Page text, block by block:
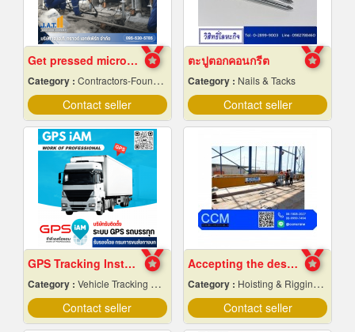
Get pressed micropiles to fix the collapsed house.
Category : Contractors-Foundation Reparing
Contact seller
ตะปูตอกคอนกรีต
Category : Nails & Tacks
Contact seller
GPS Tracking Installation for Trucks.
Category : Vehicle Tracking System
Contact seller
Accepting the design of crane factory
Category : Hoisting & Rigging Equipment
Contact seller